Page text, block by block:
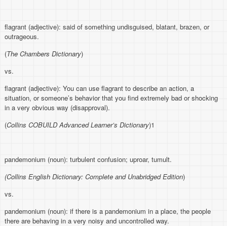
flagrant (adjective): said of something undisguised, blatant, brazen, or
outrageous.
(The Chambers Dictionary)
vs.
flagrant (adjective): You can use flagrant to describe an action, a
situation, or someone’s behavior that you find extremely bad or shocking
in a very obvious way (disapproval).
(Collins COBUILD Advanced Learner’s Dictionary)1
pandemonium (noun): turbulent confusion; uproar, tumult.
(Collins English Dictionary: Complete and Unabridged Edition)
vs.
pandemonium (noun): if there is a pandemonium in a place, the people
there are behaving in a very noisy and uncontrolled way.